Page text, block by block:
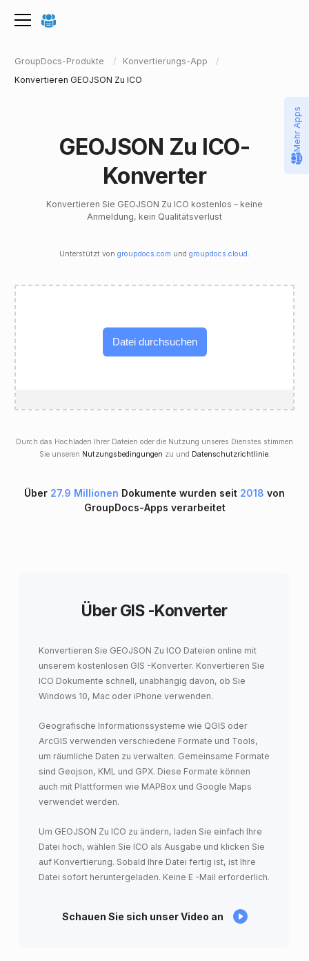
GroupDocs-Produkte
Konvertierungs-App
Konvertieren GEOJSON Zu ICO
GEOJSON Zu ICO-
Konverter
Konvertieren Sie GEOJSON Zu ICO kostenlos – keine
Anmeldung, kein Qualitätsverlust
Unterstützt von groupdocs.com und groupdocs.cloud .
Datei durchsuchen
Durch das Hochladen Ihrer Dateien oder die Nutzung unseres Dienstes stimmen
Sie unseren Nutzungsbedingungen zu und Datenschutzrichtlinie.
Über 27.9 Millionen Dokumente wurden seit 2018 von
GroupDocs-Apps verarbeitet
Über GIS -Konverter
Konvertieren Sie GEOJSON Zu ICO Dateien online mit
unserem kostenlosen GIS -Konverter. Konvertieren Sie
ICO Dokumente schnell, unabhängig davon, ob Sie
Windows 10, Mac oder iPhone verwenden.
Geografische Informationssysteme wie QGIS oder
ArcGIS verwenden verschiedene Formate und Tools,
um räumliche Daten zu verwalten. Gemeinsame Formate
sind Geojson, KML und GPX. Diese Formate können
auch mit Plattformen wie MAPBox und Google Maps
verwendet werden.
Um GEOJSON Zu ICO zu ändern, laden Sie einfach Ihre
Datei hoch, wählen Sie ICO als Ausgabe und klicken Sie
auf Konvertierung. Sobald Ihre Datei fertig ist, ist Ihre
Datei sofort heruntergeladen. Keine E -Mail erforderlich.
Schauen Sie sich unser Video an
Mehr Apps